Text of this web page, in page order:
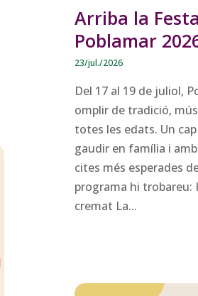
Arriba la
Poblamar
23/jul./2026
Del 17 al 19 de juliol,
omplir de tradició,
totes les edats. Un
gaudir en família i
cites més esperades
programa hi trobareu:
cremat La...